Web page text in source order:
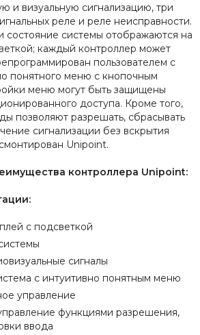
и визуальную сигнализацию, три
реле и реле неисправности.
состояние системы отображаются на
каждый контроллер может
пользователем с
понятного меню с кнопочным
меню могут быть защищены
доступа. Кроме того,
позволяют разрешать, сбрасывать
сигнализации без вскрытия
Unipoint.
контроллера Unipoint:
с подсветкой
сигналы
с интуитивно понятным меню
управление
функциями разрешения,
ввода